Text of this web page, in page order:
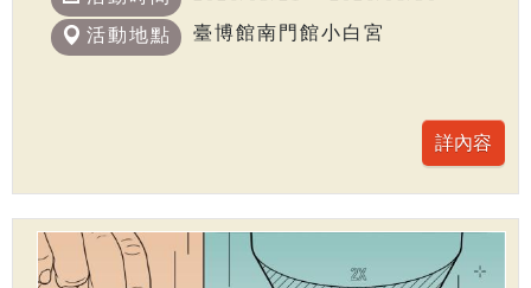
活動地點 臺博館南門館小白宮